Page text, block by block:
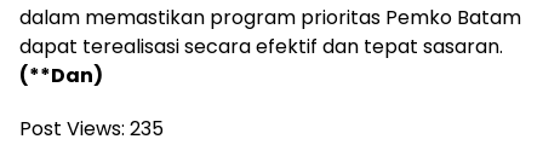
dalam memastikan program prioritas Pemko Batam
dapat terealisasi secara efektif dan tepat sasaran.
(**Dan)
Post Views: 235